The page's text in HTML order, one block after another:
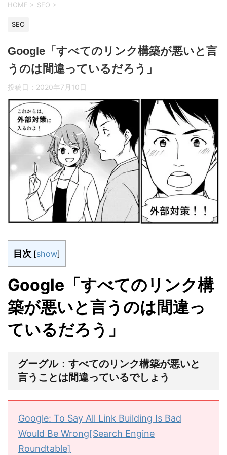
HOME > SEO >
SEO
Google「すべてのリンク構築が悪いと言
うのは間違っているだろう」
投稿日： 2020年7月10日
目次 [show]
Google「すべてのリンク構
築が悪いと言うのは間違っ
ているだろう」
グーグル：すべてのリンク構築が悪いと
言うことは間違っているでしょう
Google: To Say All Link Building Is Bad
Would Be Wrong[Search Engine
Roundtable]